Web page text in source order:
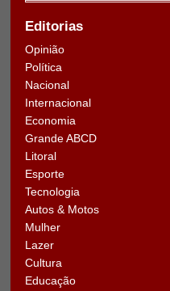
Editorias
Opinião
Política
Nacional
Internacional
Economia
Grande ABCD
Litoral
Esporte
Tecnologia
Autos & Motos
Mulher
Lazer
Cultura
Educação